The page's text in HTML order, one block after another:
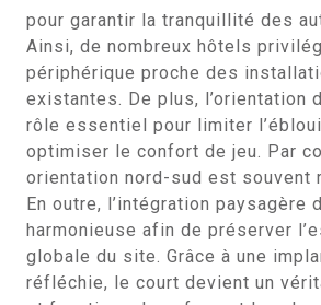
pour garantir la tranquillité des
Ainsi, de nombreux hôtels
périphérique proche des
existantes. De plus, l’orientation
rôle essentiel pour limiter
optimiser le confort de jeu. Par
orientation nord-sud est souvent
En outre, l’intégration paysagère
harmonieuse afin de préserver
globale du site. Grâce à une
réfléchie, le court devient un